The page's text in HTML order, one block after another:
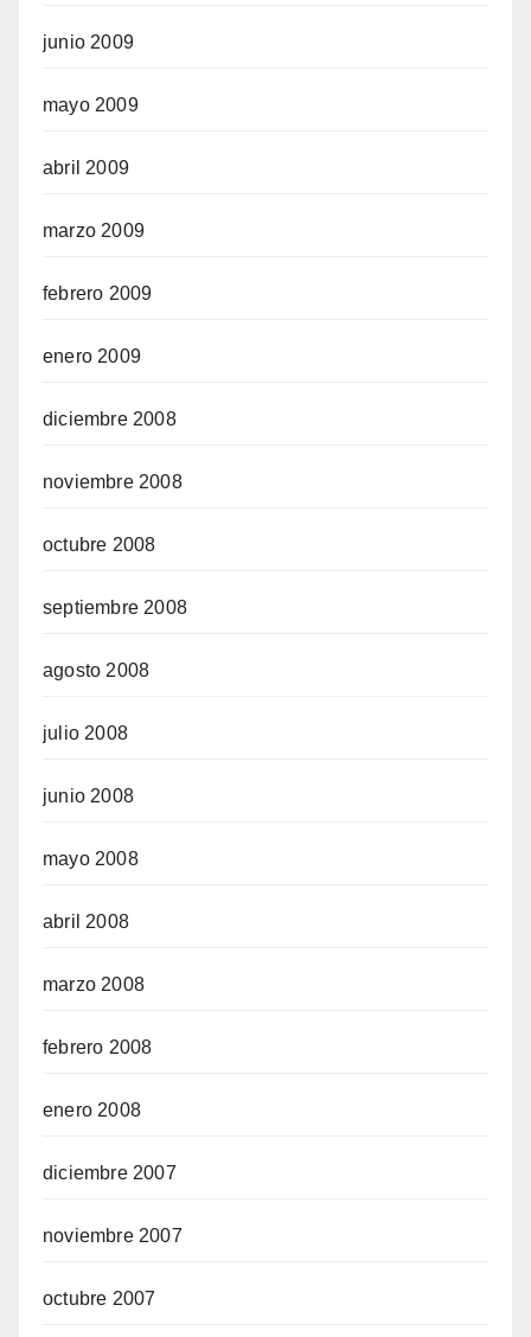
junio 2009
mayo 2009
abril 2009
marzo 2009
febrero 2009
enero 2009
diciembre 2008
noviembre 2008
octubre 2008
septiembre 2008
agosto 2008
julio 2008
junio 2008
mayo 2008
abril 2008
marzo 2008
febrero 2008
enero 2008
diciembre 2007
noviembre 2007
octubre 2007